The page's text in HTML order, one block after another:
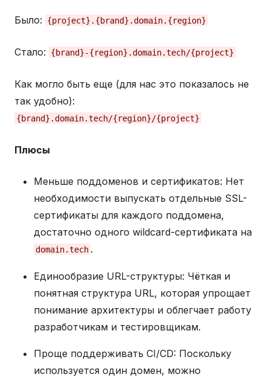
Было: {project}.{brand}.domain.{region}
Стало: {brand}-{region}.domain.tech/{project}
Как могло быть еще (для нас это показалось не
так удобно):
{brand}.domain.tech/{region}/{project}
Плюсы
Меньше поддоменов и сертификатов: Нет
необходимости выпускать отдельные SSL-
сертификаты для каждого поддомена,
достаточно одного wildcard-сертификата на
domain.tech .
Единообразие URL-структуры: Чёткая и
понятная структура URL, которая упрощает
понимание архитектуры и облегчает работу
разработчикам и тестировщикам.
Проще поддерживать CI/CD: Поскольку
используется один домен, можно